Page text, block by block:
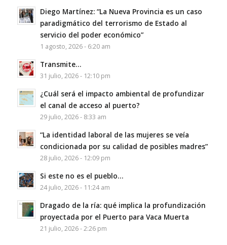
Diego Martínez: “La Nueva Provincia es un caso
paradigmático del terrorismo de Estado al
servicio del poder económico”
1 agosto, 2026 - 6:20 am
Transmite…
31 julio, 2026 - 12:10 pm
¿Cuál será el impacto ambiental de profundizar
el canal de acceso al puerto?
29 julio, 2026 - 8:33 am
“La identidad laboral de las mujeres se veía
condicionada por su calidad de posibles madres”
28 julio, 2026 - 12:09 pm
Si este no es el pueblo…
24 julio, 2026 - 11:24 am
Dragado de la ría: qué implica la profundización
proyectada por el Puerto para Vaca Muerta
21 julio, 2026 - 2:26 pm